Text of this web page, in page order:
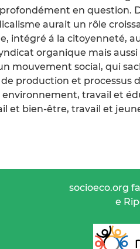
en question.
aurait un rôle
intégré á la citoyenneté,
organique mais
mouvement social, qui
production et processus
travail et
et bien-être, travail et
socioeco.org
e